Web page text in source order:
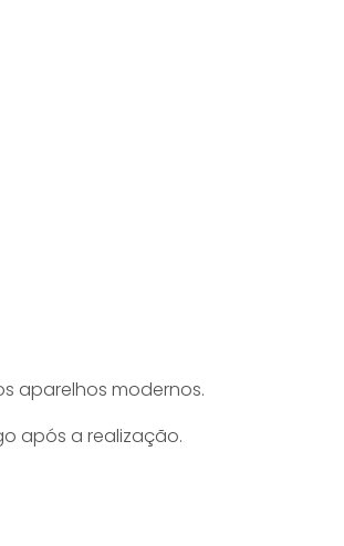
aparelhos modernos.
após a realização.